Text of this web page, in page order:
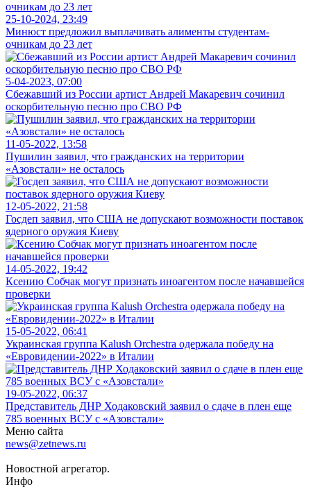
25-10-2024, 23:49
Минюст предложил выплачивать алименты студентам-
очникам до 23 лет
5-04-2023, 07:00
Сбежавший из России артист Андрей Макаревич сочинил
оскорбительную песню про СВО РФ
11-05-2022, 13:58
Пушилин заявил, что гражданских на территории
«Азовстали» не осталось
12-05-2022, 21:58
Госдеп заявил, что США не допускают возможности поставок
ядерного оружия Киеву
14-05-2022, 19:42
Ксению Собчак могут признать иноагентом после начавшейся
проверки
15-05-2022, 06:41
Украинская группа Kalush Orchestra одержала победу на
«Евровидении-2022» в Италии
19-05-2022, 06:37
Представитель ДНР Ходаковский заявил о сдаче в плен еще
785 военных ВСУ с «Азовстали»
Меню сайта
news@zetnews.ru
Новостной агрегатор.
Инфо